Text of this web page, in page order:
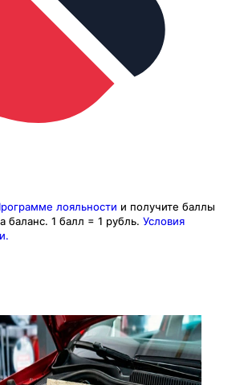
лояльности и получите баллы
баланс. 1 балл = 1 рубль. Условия